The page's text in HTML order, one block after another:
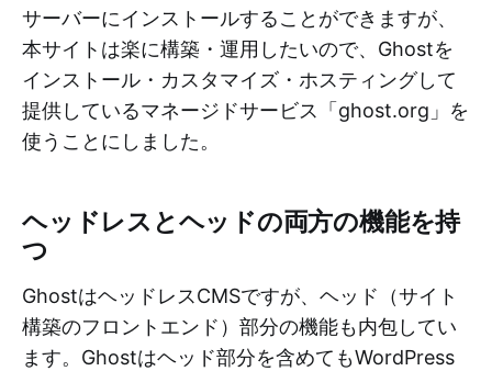
サーバーにインストールすることができますが、
本サイトは楽に構築・運用したいので、Ghostを
インストール・カスタマイズ・ホスティングして
提供しているマネージドサービス「ghost.org」を
使うことにしました。
ヘッドレスとヘッドの両方の機能を持
つ
GhostはヘッドレスCMSですが、ヘッド（サイト
構築のフロントエンド）部分の機能も内包してい
ます。Ghostはヘッド部分を含めてもWordPress